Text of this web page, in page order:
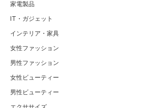
家電製品
IT・ガジェット
インテリア・家具
女性ファッション
男性ファッション
女性ビューティー
男性ビューティー